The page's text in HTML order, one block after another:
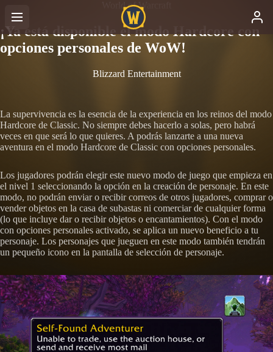
World of Warcraft
¡Ya está disponible el modo Hardcore con
opciones personales de WoW!
Blizzard Entertainment
La supervivencia es la esencia de la experiencia en los reinos del modo
Hardcore de Classic. No siempre debes hacerlo a solas, pero habrá
veces en que será lo que quieres. A podrás lanzarte a una nueva
aventura en el modo Hardcore de Classic con opciones personales.
Los jugadores podrán elegir este nuevo modo de juego que empieza en
el nivel 1 seleccionando la opción en la creación de personaje. En este
modo, no podrán enviar o recibir correos de otros jugadores, comprar o
vender objetos en la casa de subastas ni comerciar de cualquier forma
(lo que incluye dar o recibir objetos o encantamientos). Con el modo
con opciones personales activado, se aplica un nuevo beneficio a tu
personaje. Los personajes que jueguen en este modo también tendrán
un pequeño icono en la pantalla de selección de personaje.